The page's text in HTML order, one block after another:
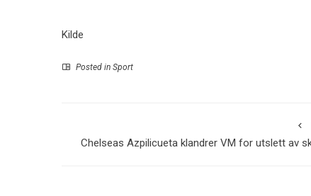
Kilde
Posted in Sport
Chelseas Azpilicueta klandrer VM for utslett av